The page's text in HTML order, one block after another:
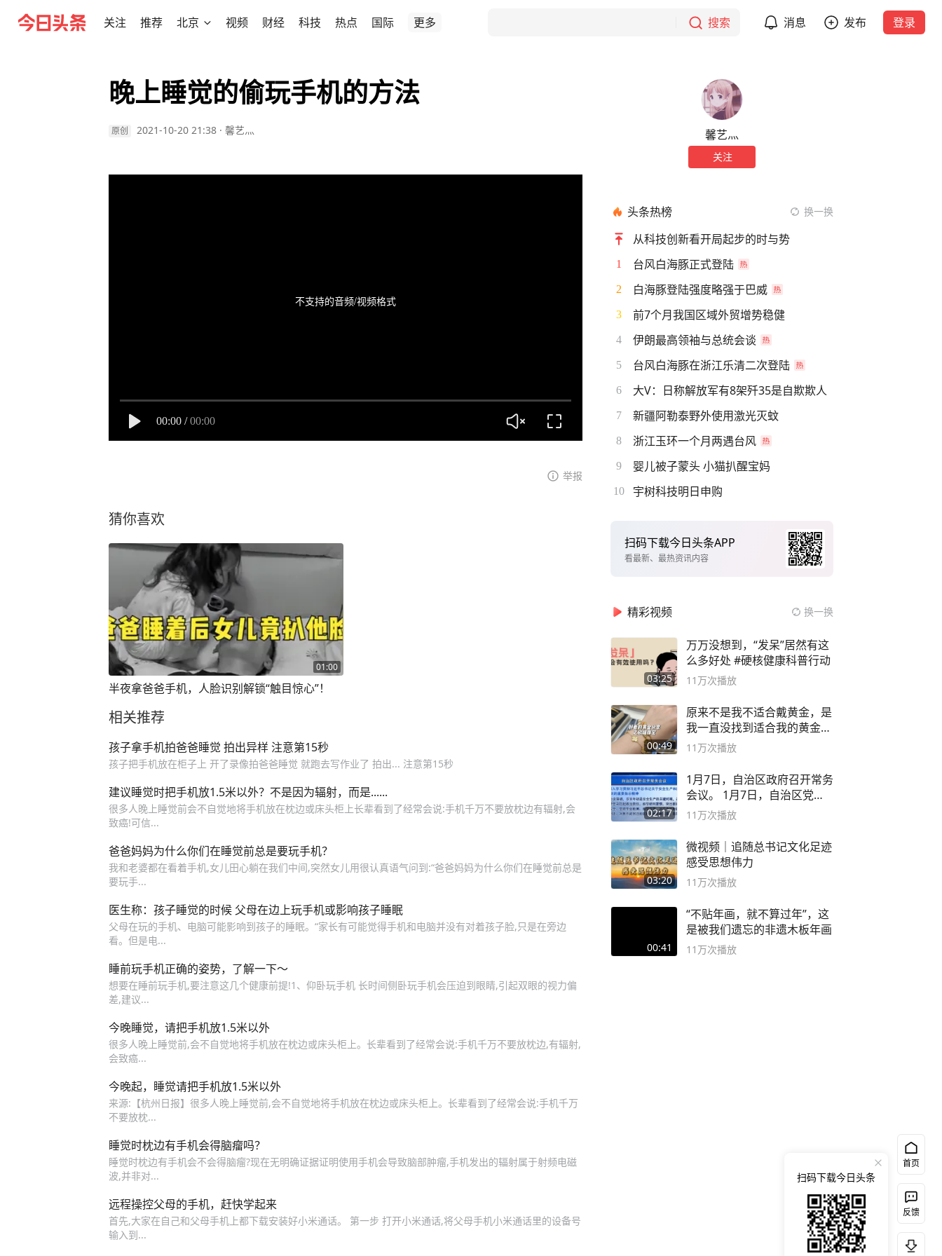
关注 推荐 北京 视频 财经 科技 热点 国际 更多 搜索 消息 发布 登录
晚上睡觉的偷玩手机的方法
原创 2021-10-20 21:38 · 馨艺灬
不支持的音频/视频格式
00:00 / 00:00
举报
猜你喜欢
01:00
半夜拿爸爸手机，人脸识别解锁“触目惊心”！
相关推荐
孩子拿手机拍爸爸睡觉 拍出异样 注意第15秒
孩子把手机放在柜子上 开了录像拍爸爸睡觉 就跑去写作业了 拍出... 注意第15秒
建议睡觉时把手机放1.5米以外？不是因为辐射，而是......
很多人晚上睡觉前会不自觉地将手机放在枕边或床头柜上长辈看到了经常会说:手机千万不要放枕边有辐射,会
致癌!可信...
爸爸妈妈为什么你们在睡觉前总是要玩手机？
我和老婆都在看着手机,女儿田心躺在我们中间,突然女儿用很认真语气问到:“爸爸妈妈为什么你们在睡觉前总是
要玩手...
医生称：孩子睡觉的时候 父母在边上玩手机或影响孩子睡眠
父母在玩的手机、电脑可能影响到孩子的睡眠。“家长有可能觉得手机和电脑并没有对着孩子脸,只是在旁边
看。但是电...
睡前玩手机正确的姿势，了解一下～
想要在睡前玩手机,要注意这几个健康前提!1、仰卧玩手机 长时间侧卧玩手机会压迫到眼睛,引起双眼的视力偏
差,建议...
今晚睡觉，请把手机放1.5米以外
很多人晚上睡觉前,会不自觉地将手机放在枕边或床头柜上。长辈看到了经常会说:手机千万不要放枕边,有辐射,
会致癌...
今晚起，睡觉请把手机放1.5米以外
来源:【杭州日报】很多人晚上睡觉前,会不自觉地将手机放在枕边或床头柜上。长辈看到了经常会说:手机千万
不要放枕...
睡觉时枕边有手机会得脑瘤吗？
睡觉时枕边有手机会不会得脑瘤?现在无明确证据证明使用手机会导致脑部肿瘤,手机发出的辐射属于射频电磁
波,并非对...
远程操控父母的手机，赶快学起来
首先,大家在自己和父母手机上都下载安装好小米通话。 第一步 打开小米通话,将父母手机小米通话里的设备号
输入到...
馨艺灬
关注
头条热榜 换一换
从科技创新看开局起步的时与势
1 台风白海豚正式登陆
2 白海豚登陆强度略强于巴威
3 前7个月我国区域外贸增势稳健
4 伊朗最高领袖与总统会谈
5 台风白海豚在浙江乐清二次登陆
6 大V：日称解放军有8架歼35是自欺欺人
7 新疆阿勒泰野外使用激光灭蚊
8 浙江玉环一个月两遇台风
9 婴儿被子蒙头 小猫扒醒宝妈
10 宇树科技明日申购
扫码下载今日头条APP
看最新、最热资讯内容
精彩视频 换一换
03:25
万万没想到，“发呆”居然有这
么多好处 #硬核健康科普行动
11万次播放
00:49
原来不是我不适合戴黄金，是
我一直没找到适合我的黄金
😭
11万次播放
02:17
1月7日，自治区政府召开常务
会议。 1月7日，自治区党委
副书记
11万次播放
03:20
微视频｜追随总书记文化足迹
感受思想伟力
11万次播放
00:41
“不贴年画，就不算过年”，这
是被我们遗忘的非遗木板年画
11万次播放
首页
反馈
扫码下载今日头条